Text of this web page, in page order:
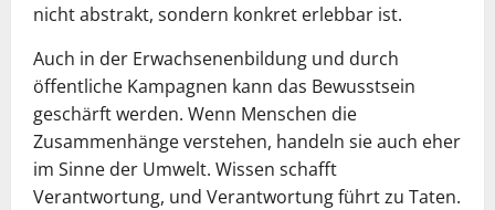
nicht abstrakt, sondern konkret erlebbar ist.
Auch in der Erwachsenenbildung und durch
öffentliche Kampagnen kann das Bewusstsein
geschärft werden. Wenn Menschen die
Zusammenhänge verstehen, handeln sie auch eher
im Sinne der Umwelt. Wissen schafft
Verantwortung, und Verantwortung führt zu Taten.